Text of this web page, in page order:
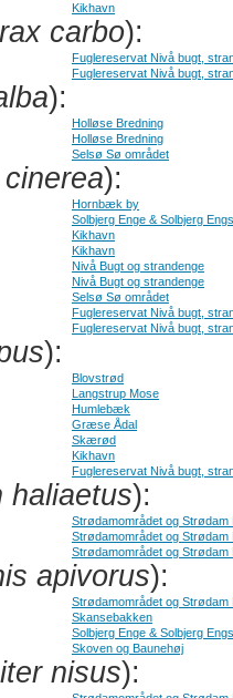
Kikhavn
carbo):
Fuglereservat Nivå bugt,
Fuglereservat Nivå bugt,
):
Holløse Bredning
Holløse Bredning
Selsø Sø området
):
Hornbæk by
Solbjerg Enge & Solbjerg
Kikhavn
Kikhavn
Nivå Bugt og strandenge
Nivå Bugt og strandenge
Selsø Sø området
Fuglereservat Nivå bugt,
Fuglereservat Nivå bugt,
):
Blovstrød
Langstrup Mose
Humlebæk
Græse Ådal
Skærød
Kikhavn
Fuglereservat Nivå bugt,
haliaetus):
Strødamområdet og Strødam
Strødamområdet og Strødam
Strødamområdet og Strødam
apivorus):
Strødamområdet og Strødam
Skansebakken
Solbjerg Enge & Solbjerg
Skoven og Baunehøj
nisus):